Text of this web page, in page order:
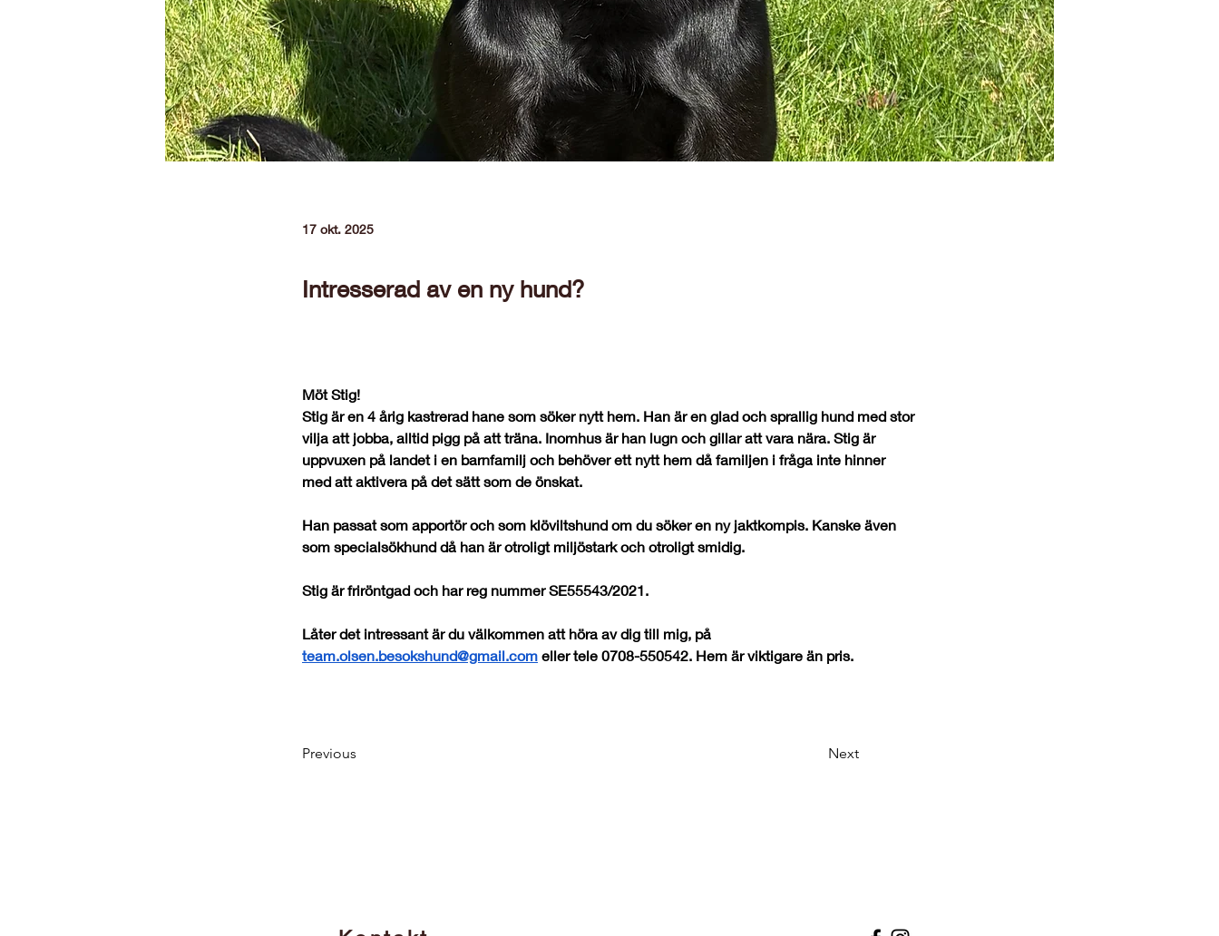
17 okt. 2025
Intresserad av en ny hund?
Möt Stig!
Stig är en 4 årig kastrerad hane som söker nytt hem. Han är en glad och sprallig hund med stor
vilja att jobba, alltid pigg på att träna. Inomhus är han lugn och gillar att vara nära. Stig är
uppvuxen på landet i en barnfamilj och behöver ett nytt hem då familjen i fråga inte hinner
med att aktivera på det sätt som de önskat.
Han passat som apportör och som klöviltshund om du söker en ny jaktkompis. Kanske även
som specialsökhund då han är otroligt miljöstark och otroligt smidig.
Stig är friröntgad och har reg nummer SE55543/2021.
Låter det intressant är du välkommen att höra av dig till mig, på
team.olsen.besokshund@gmail.com eller tele 0708-550542. Hem är viktigare än pris.
Previous Next